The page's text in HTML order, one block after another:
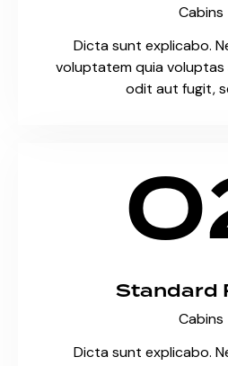
Cabins
Dicta sunt explicabo.
voluptatem quia
odit aut fugit,
Standard
Cabins
Dicta sunt explicabo.